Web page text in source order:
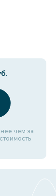
чем за